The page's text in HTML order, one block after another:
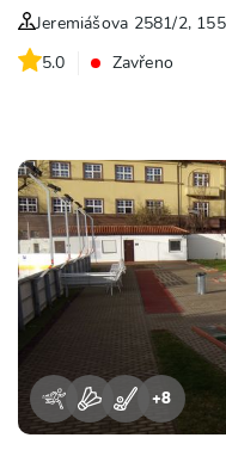
Jeremiášova 2581/2,
5.0
Zavřeno
+8